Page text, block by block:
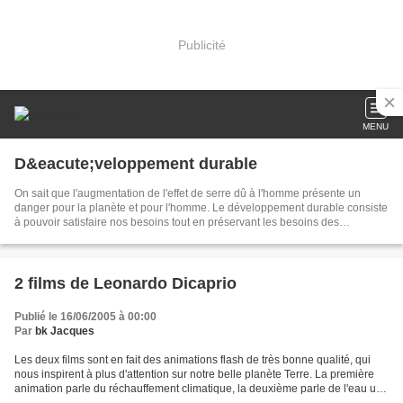
Publicité
MENU
D&eacute;veloppement durable
On sait que l'augmentation de l'effet de serre dû à l'homme présente un
danger pour la planète et pour l'homme. Le développement durable consiste
à pouvoir satisfaire nos besoins tout en préservant les besoins des
2 films de Leonardo Dicaprio
Publié le 16/06/2005 à 00:00
Par bk Jacques
Les deux films sont en fait des animations flash de très bonne qualité, qui
nous inspirent à plus d'attention sur notre belle planète Terre. La première
animation parle du réchauffement climatique, la deuxième parle de l'eau une